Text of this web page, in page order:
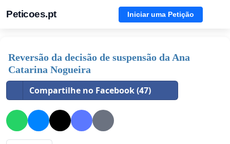
Peticoes.pt Iniciar uma Petição
Reversão da decisão de suspensão da Ana
Catarina Nogueira
Compartilhe no Facebook (47)